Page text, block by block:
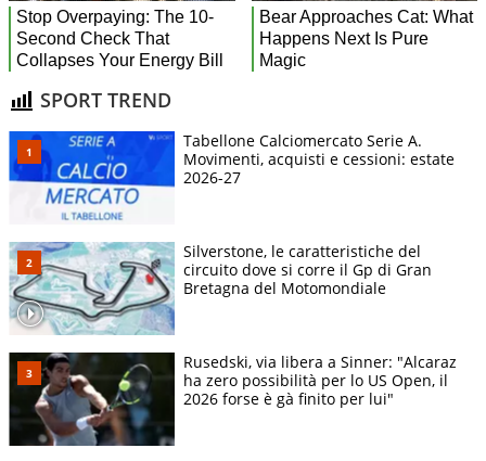
SPORT TREND
Tabellone Calciomercato Serie A.
Movimenti, acquisti e cessioni: estate
2026-27
Silverstone, le caratteristiche del
circuito dove si corre il Gp di Gran
Bretagna del Motomondiale
Rusedski, via libera a Sinner: "Alcaraz
ha zero possibilità per lo US Open, il
2026 forse è gà finito per lui"